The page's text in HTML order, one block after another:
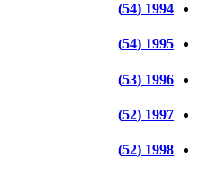
1994 (54)
1995 (54)
1996 (53)
1997 (52)
1998 (52)